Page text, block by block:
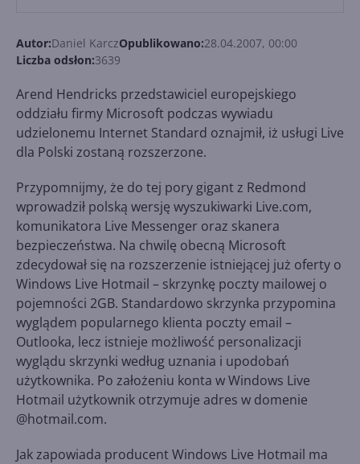
Autor:Daniel KarczOpublikowano:28.04.2007, 00:00
Liczba odsłon:3639
Arend Hendricks przedstawiciel europejskiego
oddziału firmy Microsoft podczas wywiadu
udzielonemu Internet Standard oznajmił, iż usługi Live
dla Polski zostaną rozszerzone.
Przypomnijmy, że do tej pory gigant z Redmond
wprowadził polską wersję wyszukiwarki Live.com,
komunikatora Live Messenger oraz skanera
bezpieczeństwa. Na chwilę obecną Microsoft
zdecydował się na rozszerzenie istniejącej już oferty o
Windows Live Hotmail – skrzynkę poczty mailowej o
pojemności 2GB. Standardowo skrzynka przypomina
wyglądem popularnego klienta poczty email –
Outlooka, lecz istnieje możliwość personalizacji
wyglądu skrzynki według uznania i upodobań
użytkownika. Po założeniu konta w Windows Live
Hotmail użytkownik otrzymuje adres w domenie
@hotmail.com.
Jak zapowiada producent Windows Live Hotmail ma